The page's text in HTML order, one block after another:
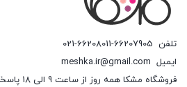
تلفن 021-66208011-66207905
ایمیل meshka.ir@gmail.com
فروشگاه مشکا همه روز از ساعت 9 الی 18 پاسخگوی شما عزیزان میباشد